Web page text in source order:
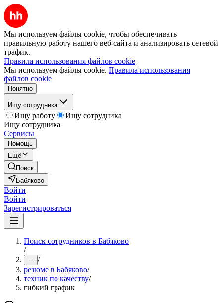
Мы используем файлы cookie, чтобы обеспечивать
правильную работу нашего веб-сайта и анализировать сетевой
трафик.
Правила использования файлов cookie
Мы используем файлы cookie. Правила использования
файлов cookie
Понятно
Ищу сотрудника
Ищу работу
Ищу сотрудника
Ищу сотрудника
Сервисы
Помощь
Ещё
Поиск
Бабяково
Войти
Войти
Зарегистрироваться
Поиск сотрудников в Бабяково
/
... /
резюме в Бабяково/
техник по качеству/
гибкий график